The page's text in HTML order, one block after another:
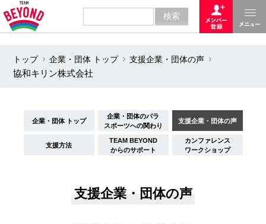
トップ 企業・団体 トップ
支援企業・団体の声
協和キリン株式会社
企業・団体 トップ
企業・団体のパラ
スポーツへの関わり
支援企業・団体の声
支援方法
TEAM BEYOND
からのサポート
カンファレンス
ワークショップ
支援企業・団体の声